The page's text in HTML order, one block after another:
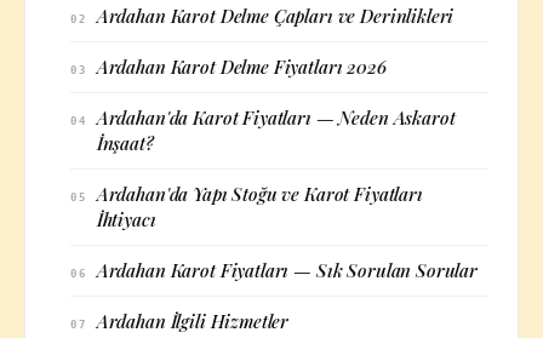
02 Ardahan Karot Delme Çapları ve Derinlikleri
03 Ardahan Karot Delme Fiyatları 2026
04
Ardahan'da Karot Fiyatları — Neden Askarot
İnşaat?
05
Ardahan'da Yapı Stoğu ve Karot Fiyatları
İhtiyacı
06 Ardahan Karot Fiyatları — Sık Sorulan Sorular
07 Ardahan İlgili Hizmetler